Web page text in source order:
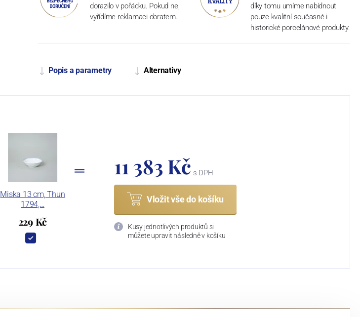
dorazilo v pořádku. Pokud ne,
vyřídíme reklamaci obratem.
díky tomu umíme nabídnout
pouze kvalitní současné i
historické porcelánové produkty.
Popis a parametry Alternativy
Miska 13 cm, Thun
1794,…
229 Kč
11 383 Kč s DPH
Vložit vše do košíku
Kusy jednotlivých produktů si
můžete upravit následně v košíku